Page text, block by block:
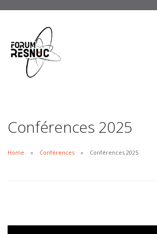
Conférences 2025
Home Conférences Conférences 2025